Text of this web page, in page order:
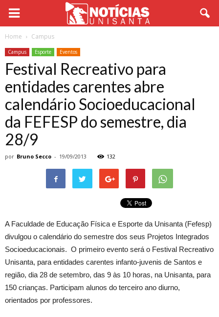
Home Campus
Campus Esporte Eventos
Festival Recreativo para
entidades carentes abre
calendário Socioeducacional
da FEFESP do semestre, dia
28/9
por Bruno Secco - 19/09/2013 132
A Faculdade de Educação Física e Esporte da Unisanta (Fefesp)
divulgou o calendário do semestre dos seus Projetos Integrados
Socioeducacionais. O primeiro evento será o Festival Recreativo
Unisanta, para entidades carentes infanto-juvenis de Santos e
região, dia 28 de setembro, das 9 às 10 horas, na Unisanta, para
150 crianças. Participam alunos do terceiro ano diurno,
orientados por professores.